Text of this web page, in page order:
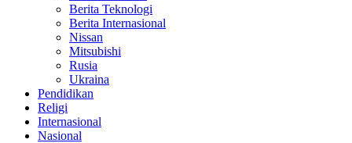
Berita Teknologi
Berita Internasional
Nissan
Mitsubishi
Rusia
Ukraina
Pendidikan
Religi
Internasional
Nasional